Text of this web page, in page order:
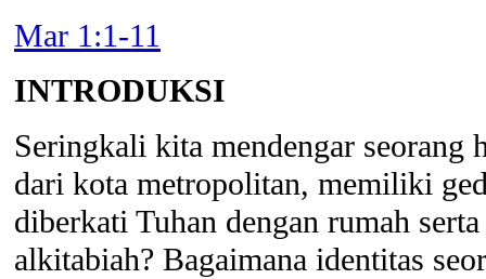
Mar 1:1-11
INTRODUKSI
Seringkali kita mendengar seorang
dari kota metropolitan, memiliki
diberkati Tuhan dengan rumah
alkitabiah? Bagaimana identitas